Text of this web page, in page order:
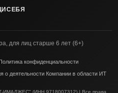
для лиц старше 6 лет (6+)
Политика конфиденциальности
о деятельности Компании в области ИТ
(ИНН 9718007312) | Все права